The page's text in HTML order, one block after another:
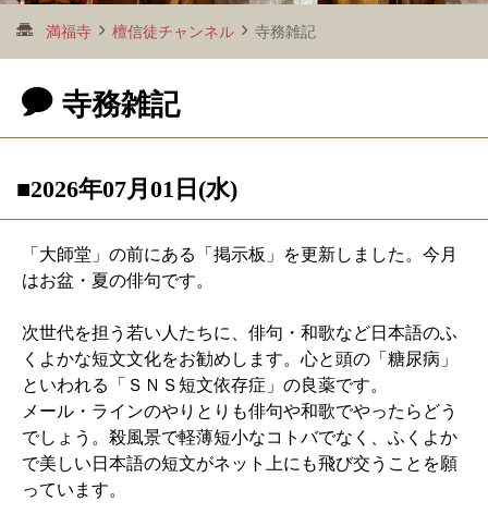
満福寺 檀信徒チャンネル 寺務雑記
寺務雑記
■2026年07月01日(水)
「大師堂」の前にある「掲示板」を更新しました。今月
はお盆・夏の俳句です。
次世代を担う若い人たちに、俳句・和歌など日本語のふ
くよかな短文文化をお勧めします。心と頭の「糖尿病」
といわれる「ＳＮＳ短文依存症」の良薬です。
メール・ラインのやりとりも俳句や和歌でやったらどう
でしょう。殺風景で軽薄短小なコトバでなく、ふくよか
で美しい日本語の短文がネット上にも飛び交うことを願
っています。